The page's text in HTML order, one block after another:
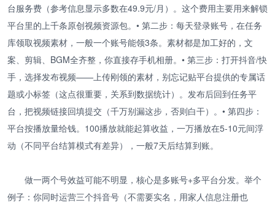
台服务费（参考信息显示多数在49.9元/月）。这个费用主要用来解锁
平台里的上千条原创视频资源包。• 第二步：每天登录账号，在任务
库领取视频素材，一般一个账号能领3条。素材都是加工好的，文
案、剪辑、BGM全齐整，你直接存手机相册。• 第三步：打开抖音/快
手，选择发布视频——上传刚领的素材，别忘记贴平台提供的专属话
题或小标签（这点很重要，关系到数据统计）。发布后回到任务平
台，把视频链接回填提交（千万别漏这步，否则白干）。• 第四步：
平台按播放量给钱。100播放就能起算收益，一万播放在5-10元间浮
动（不同平台结算模式有差异），一般7天后结算到账。
做一两个号效益可能不明显，核心是多账号+多平台分发。举个
例子：你同时运营三个抖音号（不需要实名，用家人信息注册也